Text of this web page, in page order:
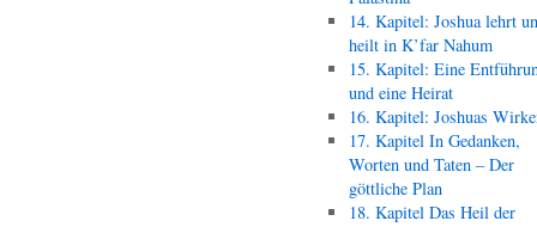
14. Kapitel: Joshua lehrt
heilt in K’far Nahum
15. Kapitel: Eine
und eine Heirat
16. Kapitel: Joshuas
17. Kapitel In Gedanken,
Worten und Taten – Der
göttliche Plan
18. Kapitel Das Heil der